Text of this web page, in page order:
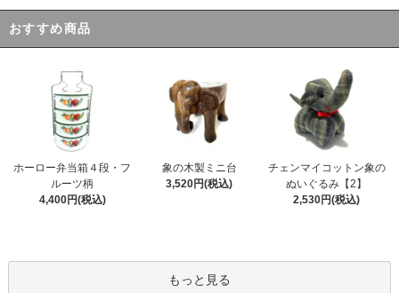
おすすめ商品
ホーロー弁当箱４段・フ
ルーツ柄
4,400円(税込)
象の木製ミニ台
3,520円(税込)
チェンマイコットン象の
ぬいぐるみ【2】
2,530円(税込)
もっと見る